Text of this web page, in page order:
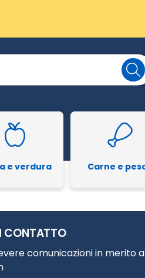
e verdura Carne e
CONTATTO
comunicazioni in merito